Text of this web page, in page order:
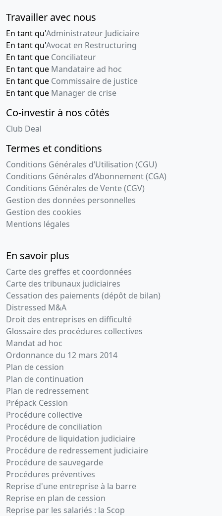
Travailler avec nous
En tant qu'Administrateur Judiciaire
En tant qu'Avocat en Restructuring
En tant que Conciliateur
En tant que Mandataire ad hoc
En tant que Commissaire de justice
En tant que Manager de crise
Co-investir à nos côtés
Club Deal
Termes et conditions
Conditions Générales d’Utilisation (CGU)
Conditions Générales d’Abonnement (CGA)
Conditions Générales de Vente (CGV)
Gestion des données personnelles
Gestion des cookies
Mentions légales
En savoir plus
Carte des greffes et coordonnées
Carte des tribunaux judiciaires
Cessation des paiements (dépôt de bilan)
Distressed M&A
Droit des entreprises en difficulté
Glossaire des procédures collectives
Mandat ad hoc
Ordonnance du 12 mars 2014
Plan de cession
Plan de continuation
Plan de redressement
Prépack Cession
Procédure collective
Procédure de conciliation
Procédure de liquidation judiciaire
Procédure de redressement judiciaire
Procédure de sauvegarde
Procédures préventives
Reprise d'une entreprise à la barre
Reprise en plan de cession
Reprise par les salariés : la Scop